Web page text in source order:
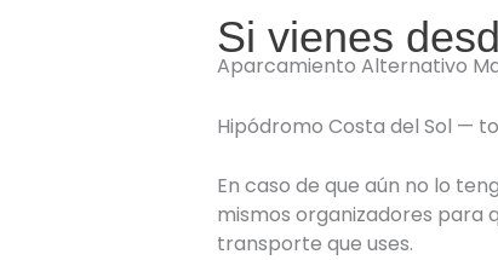
Si vienes
Aparcamiento Alternativo
Hipódromo Costa del Sol —
En caso de que aún no lo
mismos organizadores para
transporte que uses.